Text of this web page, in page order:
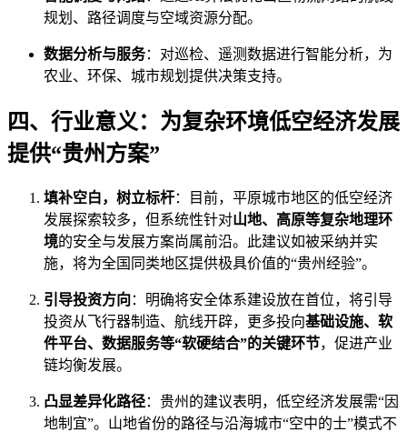
规划、路径调度与空域资源分配。
数据分析与服务：对巡检、遥测数据进行智能分析，为
农业、环保、城市规划提供决策支持。
四、行业意义：为复杂环境低空经济发展
提供“贵州方案”
填补空白，树立标杆：目前，平原城市地区的低空经济
发展探索较多，但系统性针对山地、高原等复杂地理环
境的安全与发展方案尚属前沿。此建议如被采纳并实
施，将为全国同类地区提供极具价值的“贵州经验”。
引导投资方向 ：明确将安全体系建设放在首位，将引导
投资从飞行器制造、航线开辟，更多投向基础设施、软
件平台、数据服务等“软硬结合”的关键环节，促进产业
链均衡发展。
凸显差异化路径：贵州的建议表明，低空经济发展需“因
地制宜”。山地省份的路径与沿海城市“空中的士”模式不